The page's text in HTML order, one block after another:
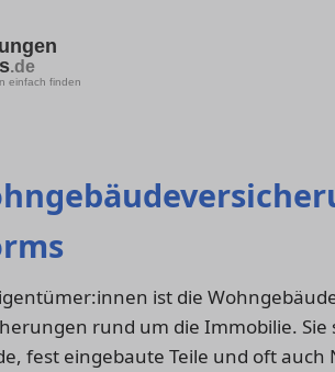
.de
einfach finden
ist die
rund um die Immobilie. Sie
fest eingebaute Teile und oft